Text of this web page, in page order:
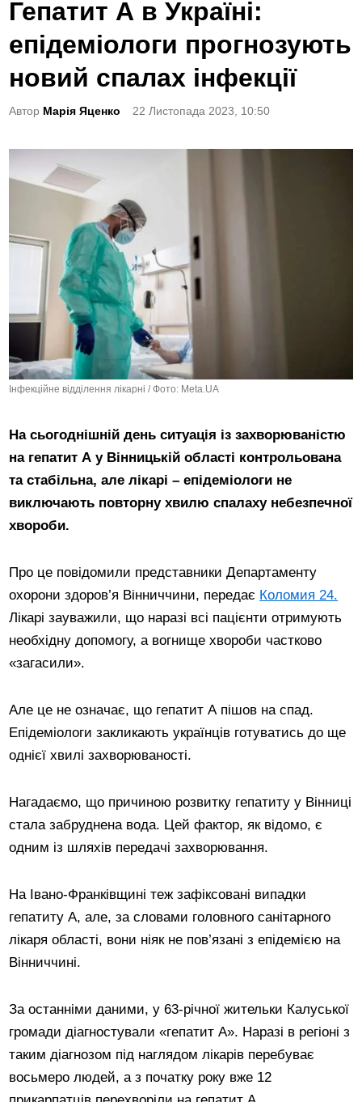
s
t
e
d
i
Гепатит А в Україні:
епідеміологи прогнозують
новий спалах інфекції
Автор Марія Яценко 22 Листопада 2023, 10:50
Інфекційне відділення лікарні / Фото: Meta.UA
На сьогоднішній день ситуація із захворюваністю
на гепатит А у Вінницькій області контрольована
та стабільна, але лікарі – епідеміологи не
виключають повторну хвилю спалаху небезпечної
хвороби.
Про це повідомили представники Департаменту
охорони здоров’я Вінниччини, передає Коломия 24.
Лікарі зауважили, що наразі всі пацієнти отримують
необхідну допомогу, а вогнище хвороби частково
«загасили».
Але це не означає, що гепатит А пішов на спад.
Епідеміологи закликають українців готуватись до ще
однієї хвилі захворюваності.
Нагадаємо, що причиною розвитку гепатиту у Вінниці
стала забруднена вода. Цей фактор, як відомо, є
одним із шляхів передачі захворювання.
На Івано-Франківщині теж зафіксовані випадки
гепатиту А, але, за словами головного санітарного
лікаря області, вони ніяк не пов’язані з епідемією на
Вінниччині.
За останніми даними, у 63-річної жительки Калуської
громади діагностували «гепатит А». Наразі в регіоні з
таким діагнозом під наглядом лікарів перебуває
восьмеро людей, а з початку року вже 12